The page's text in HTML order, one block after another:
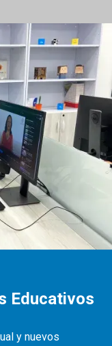
Educativos
y nuevos